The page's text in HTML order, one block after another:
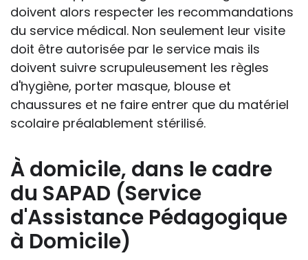
doivent alors respecter les recommandations
du service médical. Non seulement leur visite
doit être autorisée par le service mais ils
doivent suivre scrupuleusement les règles
d'hygiène, porter masque, blouse et
chaussures et ne faire entrer que du matériel
scolaire préalablement stérilisé.
À domicile, dans le cadre
du SAPAD (Service
d'Assistance Pédagogique
à Domicile)